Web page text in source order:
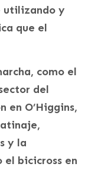
utilizando y
que el
como el
del
en O’Higgins,
y la
el bicicross en